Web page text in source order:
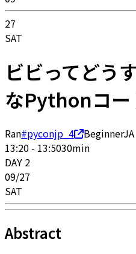
27
SAT
ビビってどう
なPythonコー
Ran#pyconjp_4 BeginnerJA
13:20 - 13:5030min
DAY 2
09/27
SAT
Abstract